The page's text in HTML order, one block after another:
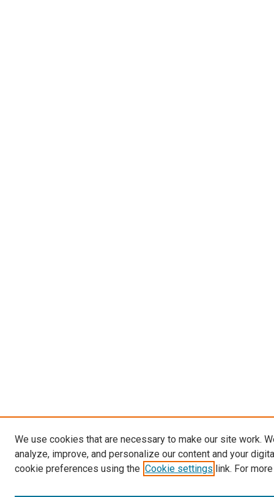
We use cookies that are necessary to make our site work.
analyze, improve, and personalize our content and your
cookie preferences using the Cookie settings link. For